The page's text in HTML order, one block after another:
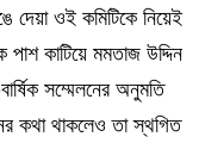
দেয়া ওই কমিটিকে নিয়েই
কাটিয়ে মমতাজ উদ্দিন
সম্মেলনের অনুমতি
কথা থাকলেও তা স্থগিত